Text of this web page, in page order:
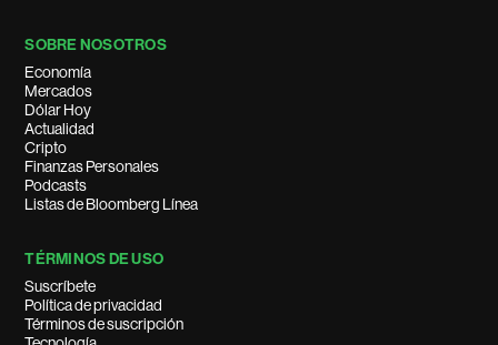
SOBRE NOSOTROS
Economía
Mercados
Dólar Hoy
Actualidad
Cripto
Finanzas Personales
Podcasts
Listas de Bloomberg Línea
TÉRMINOS DE USO
Suscríbete
Política de privacidad
Términos de suscripción